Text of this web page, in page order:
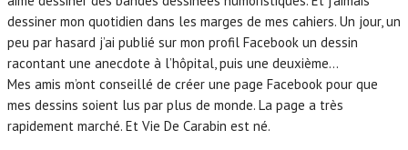
dessiner mon quotidien dans les marges de mes cahiers. Un jour, un
peu par hasard j’ai publié sur mon profil Facebook un dessin
racontant une anecdote à l’hôpital, puis une deuxième…
Mes amis m’ont conseillé de créer une page Facebook pour que
mes dessins soient lus par plus de monde. La page a très
rapidement marché. Et Vie De Carabin est né.